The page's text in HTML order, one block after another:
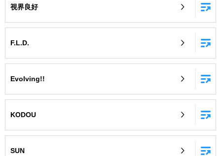
自宅でカラオケ歌い放題！
視界良好
F.L.D.
Evolving!!
KODOU
SUN